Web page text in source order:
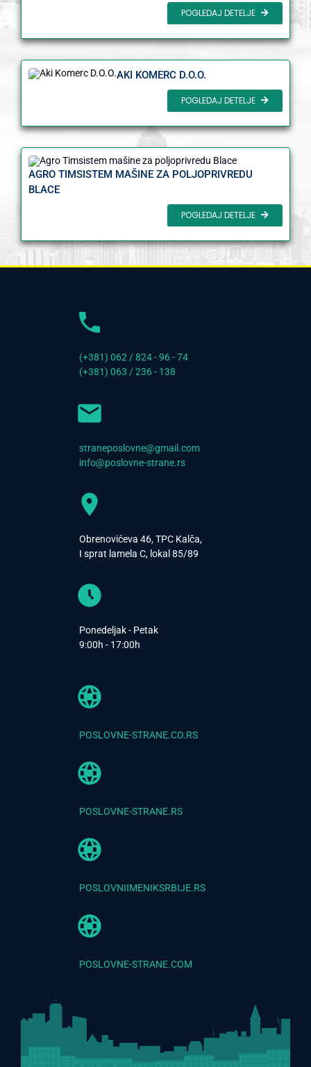
POGLEDAJ DETELJE
AKI KOMERC D.O.O.
POGLEDAJ DETELJE
AGRO TIMSISTEM MAŠINE ZA POLJOPRIVREDU
BLACE
POGLEDAJ DETELJE
(+381) 062 / 824 - 96 - 74
(+381) 063 / 236 - 138
straneposlovne@gmail.com
info@poslovne-strane.rs
Obrenovićeva 46, TPC Kalča,
I sprat lamela C, lokal 85/89
Ponedeljak - Petak
9:00h - 17:00h
POSLOVNE-STRANE.CO.RS
POSLOVNE-STRANE.RS
POSLOVNIIMENIKSRBIJE.RS
POSLOVNE-STRANE.COM